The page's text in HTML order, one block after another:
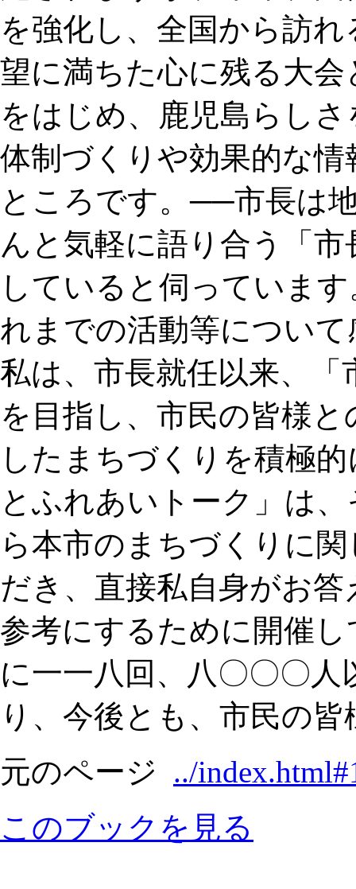
を強化し、全国から訪
望に満ちた心に残る大
をはじめ、鹿児島らし
体制づくりや効果的な
ところです。──市長は
んと気軽に語り合う「
していると伺っていま
れまでの活動等につい
私は、市長就任以来、
を目指し、市民の皆様
したまちづくりを積極
とふれあいトーク」は
ら本市のまちづくりに
だき、直接私自身がお
参考にするために開催
に一一八回、八〇〇〇
り、今後とも、市民の
元のページ ../
このブックを見る